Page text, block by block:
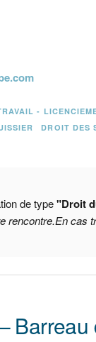
-
DROIT DES
de type"Droit
rencontre.En
Barreau